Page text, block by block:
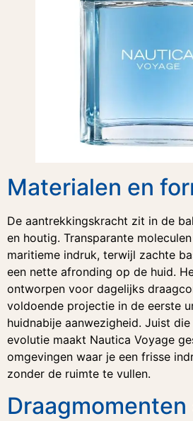
Materialen en
De aantrekkingskracht zit in de
en houtig. Transparante
maritieme indruk, terwijl zachte
een nette afronding op de huid.
ontworpen voor dagelijks
voldoende projectie in de eerste
huidnabije aanwezigheid. Juist
evolutie maakt Nautica Voyage
omgevingen waar je een frisse
zonder de ruimte te vullen.